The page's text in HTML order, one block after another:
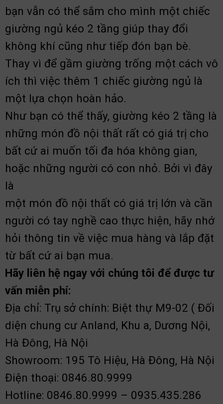
bạn vẫn có thể sắm cho mình một chiếc
giường ngủ kéo 2 tầng giúp thay đổi
không khí cũng như tiếp đón bạn bè.
Thay vì để gầm giường trống một cách vô
ích thì việc thêm 1 chiếc giường ngủ là
một lựa chọn hoàn hảo.
Như bạn có thể thấy, giường kéo 2 tầng là
những món đồ nội thất rất có giá trị cho
bất cứ ai muốn tối đa hóa không gian,
hoặc những người có con nhỏ. Bởi vì đây
là
một món đồ nội thất có giá trị lớn và cần
người có tay nghề cao thực hiện, hãy nhớ
hỏi thông tin về việc mua hàng và lắp đặt
từ bất cứ ai bạn mua.
Hãy liên hệ ngay với chúng tôi để được tư
vấn miễn phí:
Địa chỉ: Trụ sở chính: Biệt thự M9-02 ( Đối
diện chung cư Anland, Khu a, Dương Nội,
Hà Đông, Hà Nội
Showroom: 195 Tô Hiệu, Hà Đông, Hà Nội
Điện thoại: 0846.80.9999
Hotline: 0846.80.9999 – 0935.435.286